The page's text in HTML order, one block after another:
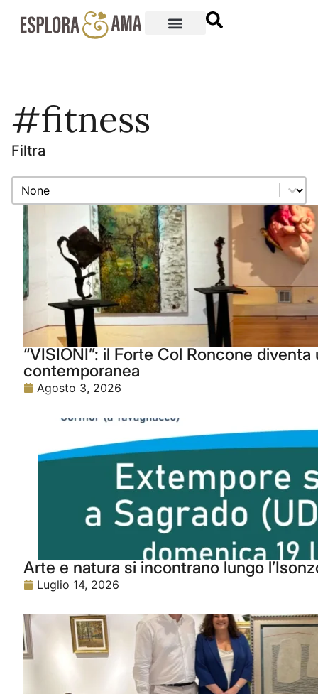
#fitness
Filtra
Filtra
Filtra
“VISIONI”: il Forte Col Roncone
contemporanea
Agosto 3, 2026
Arte e natura si incontrano lungo
Luglio 14, 2026